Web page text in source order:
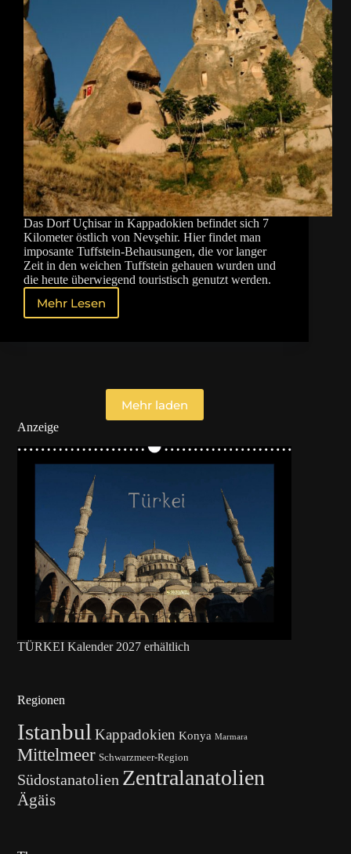
Das Dorf Uçhisar in Kappadokien befindet sich 7
Kilometer östlich von Nevşehir. Hier findet man
imposante Tuffstein-Behausungen, die vor langer
Zeit in den weichen Tuffstein gehauen wurden und
die heute überwiegend touristisch genutzt werden.
Mehr Lesen
Uçhisar
Mehr laden
Anzeige
TÜRKEI Kalender 2027 erhältlich
Regionen
Istanbul Kappadokien Konya Marmara
Mittelmeer Schwarzmeer-Region
Südostanatolien Zentralanatolien
Ägäis